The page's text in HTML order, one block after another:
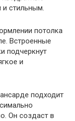
и стильным.
потолка
Встроенные
подчеркнут
и
подходит
Он создаст в